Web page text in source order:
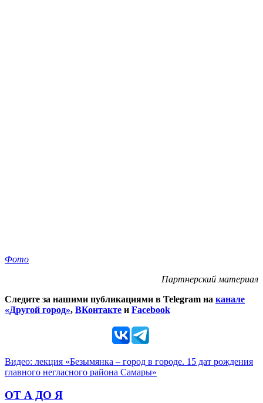
Фото
Партнерский материал
Следите за нашими публикациями в Telegram на канале
«Другой город», ВКонтакте и Facebook
Видео: лекция «Безымянка – город в городе. 15 дат рождения
главного негласного района Самары»
ОТ А ДО Я